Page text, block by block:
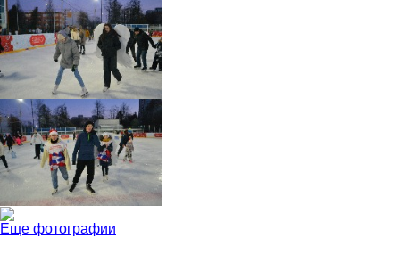
Еще фотографии